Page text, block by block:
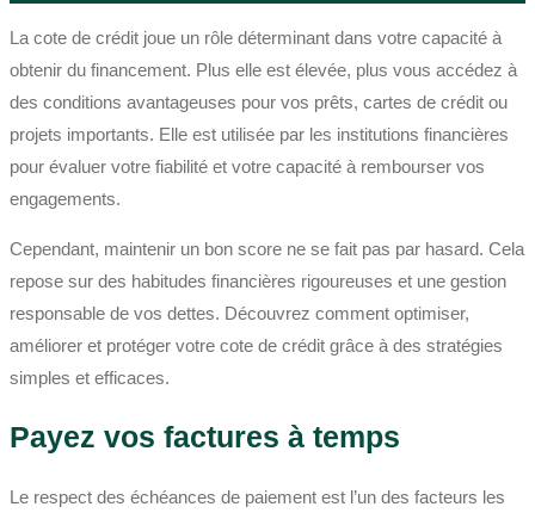
La cote de crédit joue un rôle déterminant dans votre capacité à
obtenir du financement. Plus elle est élevée, plus vous accédez à
des conditions avantageuses pour vos prêts, cartes de crédit ou
projets importants. Elle est utilisée par les institutions financières
pour évaluer votre fiabilité et votre capacité à rembourser vos
engagements.
Cependant, maintenir un bon score ne se fait pas par hasard. Cela
repose sur des habitudes financières rigoureuses et une gestion
responsable de vos dettes. Découvrez comment optimiser,
améliorer et protéger votre cote de crédit grâce à des stratégies
simples et efficaces.
Payez vos factures à temps
Le respect des échéances de paiement est l’un des facteurs les